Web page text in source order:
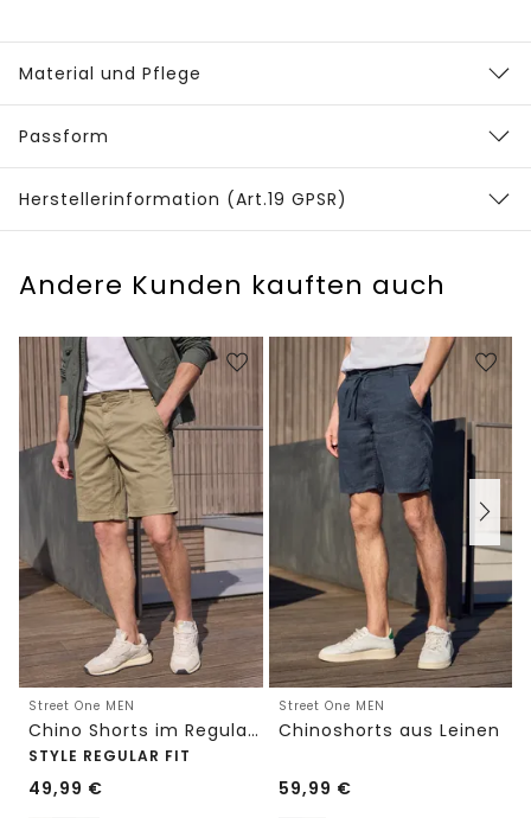
Material und Pflege
Passform
Herstellerinformation (Art.19 GPSR)
Andere Kunden kauften auch
Street One MEN
Chino Shorts im Regular Fit mit Flexbund
STYLE REGULAR FIT
49,99 €
Street One MEN
Chinoshorts aus Leinen
59,99 €